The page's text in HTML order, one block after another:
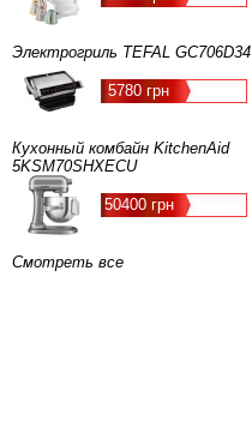
Электрогриль TEFAL GC706D34
5780 грн
Кухонный комбайн KitchenAid
5KSM70SHXECU
50400 грн
Смотреть все